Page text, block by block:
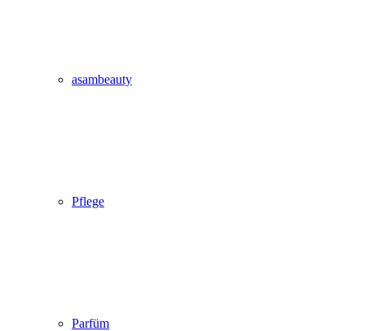
asambeauty
Pflege
Parfüm